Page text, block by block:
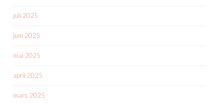
juli 2025
juni 2025
mai 2025
april 2025
mars 2025